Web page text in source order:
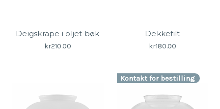
Deigskrape i oljet bøk
kr210.00
Dekkefilt
kr180.00
Kontakt for bestilling